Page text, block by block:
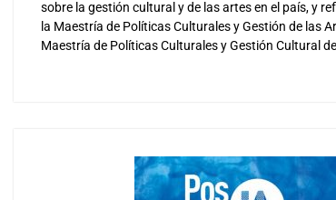
sobre la gestión cultural y de las artes en el país, y
la Maestría de Políticas Culturales y Gestión de las
Maestría de Políticas Culturales y Gestión Cultural